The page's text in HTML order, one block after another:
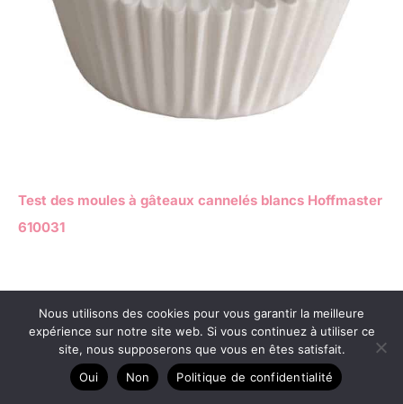
Test des moules à gâteaux cannelés blancs Hoffmaster
610031
Copyright © 2026 Maman les ptits gâteaux
A propos
Contact
Plan du site
Nous utilisons des cookies pour vous garantir la meilleure
expérience sur notre site web. Si vous continuez à utiliser ce
site, nous supposerons que vous en êtes satisfait.
Oui
Non Politique de confidentialité